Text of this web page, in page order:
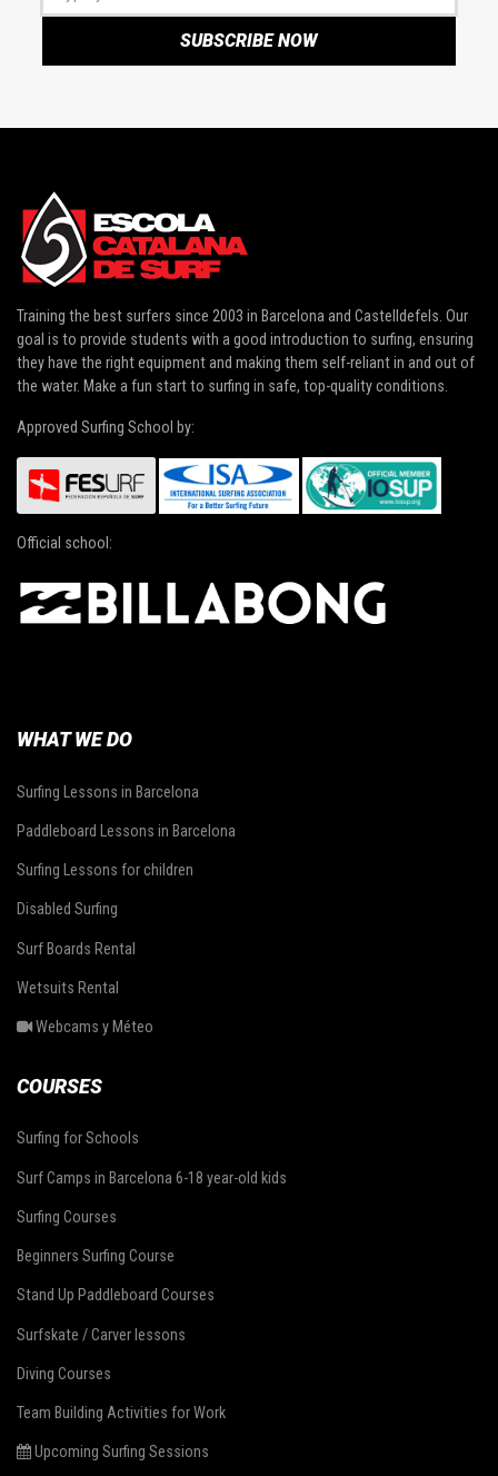
Training the best surfers since 2003 in Barcelona and Castelldefels. Our
goal is to provide students with a good introduction to surfing, ensuring
they have the right equipment and making them self-reliant in and out of
the water. Make a fun start to surfing in safe, top-quality conditions.
Approved Surfing School by:
Official school:
WHAT WE DO
Surfing Lessons in Barcelona
Paddleboard Lessons in Barcelona
Surfing Lessons for children
Disabled Surfing
Surf Boards Rental
Wetsuits Rental
Webcams y Méteo
COURSES
Surfing for Schools
Surf Camps in Barcelona 6-18 year-old kids
Surfing Courses
Beginners Surfing Course
Stand Up Paddleboard Courses
Surfskate / Carver lessons
Diving Courses
Team Building Activities for Work
Upcoming Surfing Sessions